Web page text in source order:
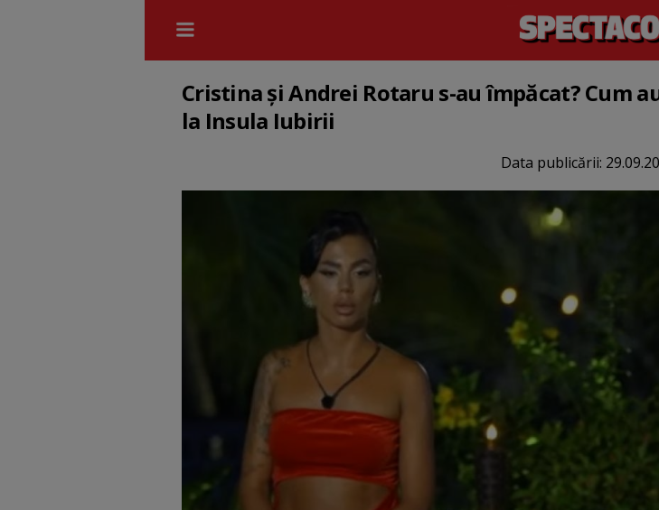
Cristina și Andrei Rotaru s-au împăcat? Cum
la Insula Iubirii
Data publicării: